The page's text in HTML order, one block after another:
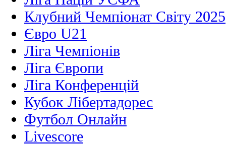
Клубний Чемпіонат Світу 2025
Євро U21
Ліга Чемпіонів
Ліга Європи
Ліга Конференцій
Кубок Лібертадорес
Футбол Онлайн
Livescore